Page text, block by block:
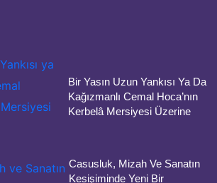
Bir Yasın Uzun Yankısı Ya Da
Kağızmanlı Cemal Hoca’nın
Kerbelâ Mersiyesi Üzerine
Casusluk, Mizah Ve Sanatın
Kesişiminde Yeni Bir